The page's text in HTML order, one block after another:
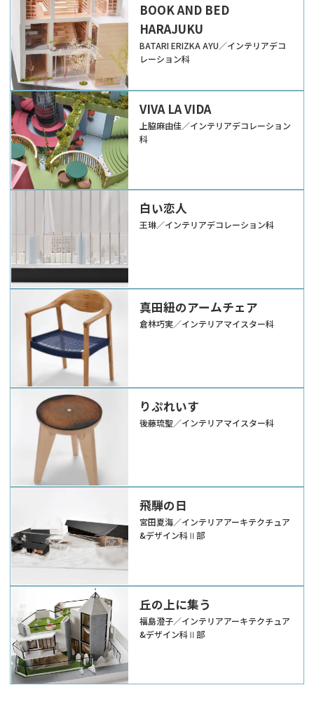
BOOK AND BED
HARAJUKU
BATARI ERIZKA AYU／インテリアデコ
レーション科
VIVA LA VIDA
上脇麻由佳／インテリアデコレーション
科
白い恋人
王琳／インテリアデコレーション科
真田紐のアームチェア
倉林巧実／インテリアマイスター科
りぷれいす
後藤琉聖／インテリアマイスター科
飛騨の日
宮田夏海／インテリアアーキテクチュア
&デザイン科Ⅱ部
丘の上に集う
福島澄子／インテリアアーキテクチュア
&デザイン科Ⅱ部